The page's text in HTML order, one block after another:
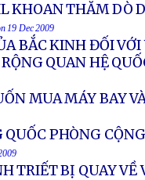
KHOAN THĂM DÒ
19 Dec 2009
BẮC KINH ĐỐI
QUAN HỆ
MUA MÁY BAY
QUỐC PHÒNG
TRIẾT BỊ QUAY VỀ